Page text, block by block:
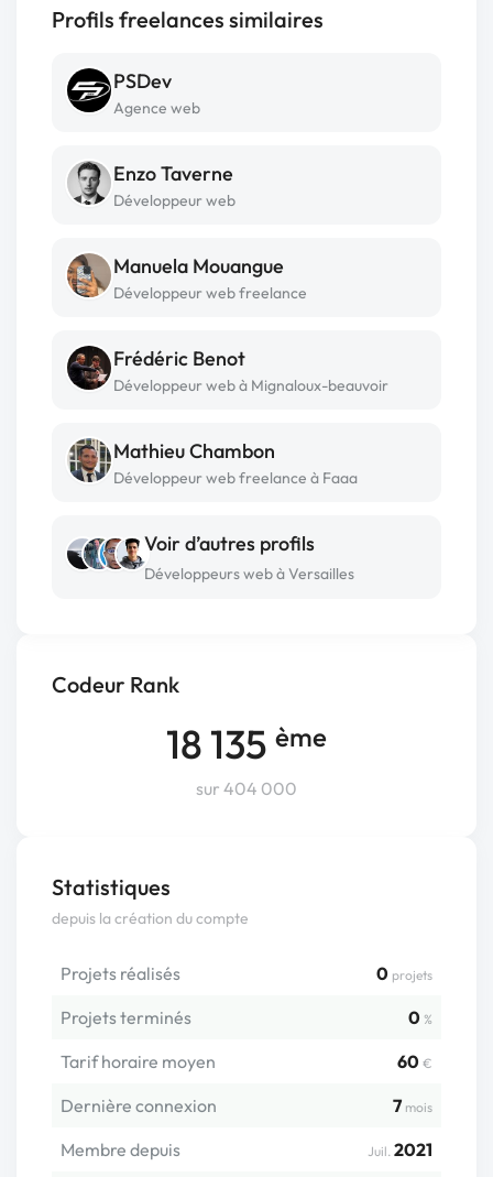
Codeur Rank
18 135 ème
sur 404 000
Statistiques
depuis la création du compte
Projets réalisés 0 projets
Projets terminés 0 %
Tarif horaire moyen 60 €
Dernière connexion 7 mois
Membre depuis Juil. 2021
Profils freelances similaires
PSDev
Agence web
Enzo Taverne
Développeur web
Manuela Mouangue
Développeur web freelance
Frédéric Benot
Développeur web à Mignaloux-beauvoir
Mathieu Chambon
Développeur web freelance à Faaa
Voir d’autres profils
Développeurs web à Versailles